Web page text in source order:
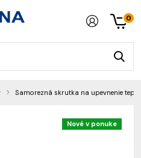
0
Samorezná skrutka na upevnenie
Nové v ponuke